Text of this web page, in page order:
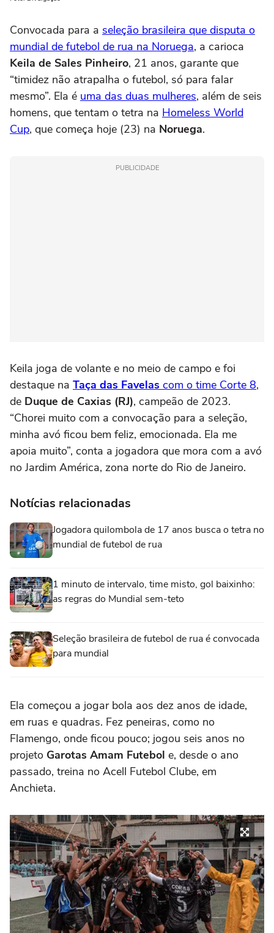
Convocada para a seleção brasileira que disputa o
mundial de futebol de rua na Noruega, a carioca
Keila de Sales Pinheiro, 21 anos, garante que
“timidez não atrapalha o futebol, só para falar
mesmo”. Ela é uma das duas mulheres, além de seis
homens, que tentam o tetra na Homeless World
Cup, que começa hoje (23) na Noruega.
PUBLICIDADE
Keila joga de volante e no meio de campo e foi
destaque na Taça das Favelas com o time Corte 8,
de Duque de Caxias (RJ), campeão de 2023.
“Chorei muito com a convocação para a seleção,
minha avó ficou bem feliz, emocionada. Ela me
apoia muito”, conta a jogadora que mora com a avó
no Jardim América, zona norte do Rio de Janeiro.
Notícias relacionadas
Jogadora quilombola de 17 anos busca o tetra no
mundial de futebol de rua
1 minuto de intervalo, time misto, gol baixinho:
as regras do Mundial sem-teto
Seleção brasileira de futebol de rua é convocada
para mundial
Ela começou a jogar bola aos dez anos de idade,
em ruas e quadras. Fez peneiras, como no
Flamengo, onde ficou pouco; jogou seis anos no
projeto Garotas Amam Futebol e, desde o ano
passado, treina no Acell Futebol Clube, em
Anchieta.